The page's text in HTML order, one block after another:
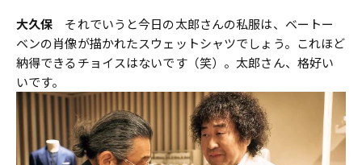
大久保 それでいうと今日の太郎さんの私服は、ベートー
ベンの肖像が描かれたスウェットシャツでしょう。これほど
納得できるチョイスはないです（笑）。太郎さん、格好い
いです。